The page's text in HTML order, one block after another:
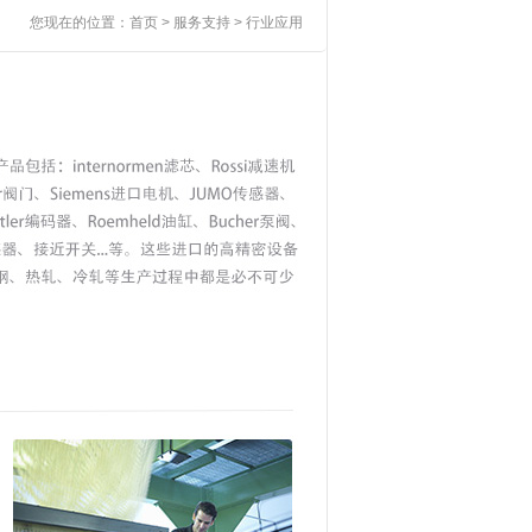
您现在的位置： 首页 > 服务支持 > 行业应用